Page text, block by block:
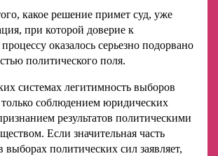
какое решение примет суд, уже
при которой доверие к
оказалось серьезно подорвано
политического поля.
системах легитимность выборов
только соблюдением юридических
результатов политическими
Если значительная часть
выборах политических сил заявляет,